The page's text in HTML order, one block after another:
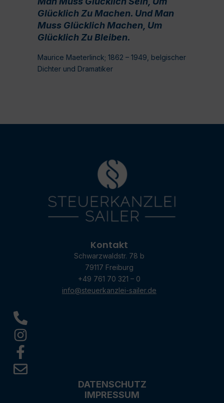
Glücklich Zu Machen. Und Man
Muss Glücklich Machen, Um
Glücklich Zu Bleiben.
Maurice Maeterlinck; 1862 – 1949, belgischer
Dichter und Dramatiker
Kontakt
Schwarzwaldstr. 78 b
79117 Freiburg
+49 761 70 321 – 0
info@steuerkanzlei-sailer.de
DATENSCHUTZ
IMPRESSUM